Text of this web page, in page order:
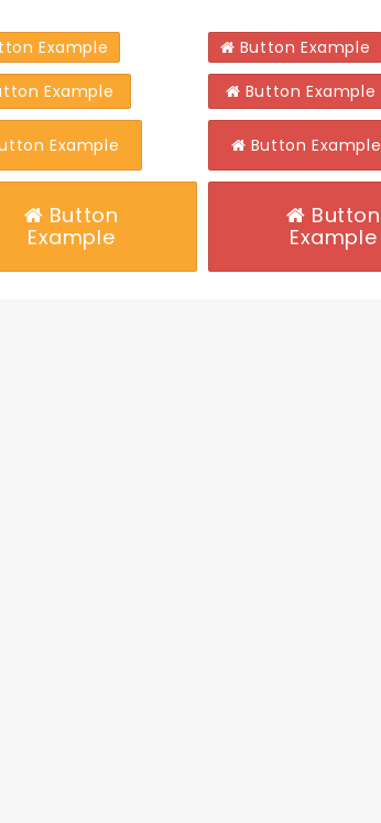
Example
Example
Example
Button
Example
Button Example
Button Example
Button Example
Button
Example